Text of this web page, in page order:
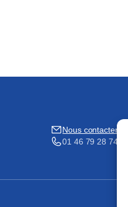
Nous contacter
01 46 79 28 74